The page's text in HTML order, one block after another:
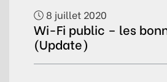
8 juillet 2020
Wi-Fi public – les
(Update)